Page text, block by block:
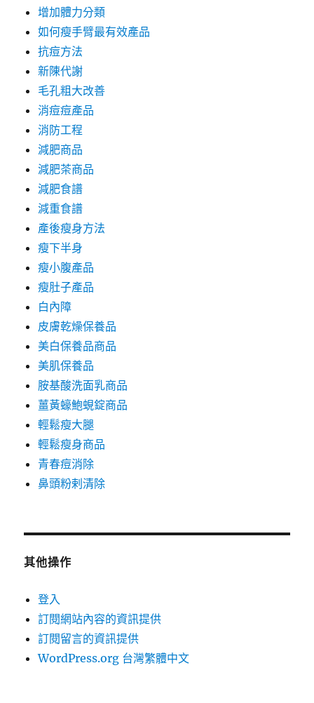
增加體力分類
如何瘦手臂最有效產品
抗痘方法
新陳代謝
毛孔粗大改善
消痘痘產品
消防工程
減肥商品
減肥茶商品
減肥食譜
減重食譜
產後瘦身方法
瘦下半身
瘦小腹產品
瘦肚子產品
白內障
皮膚乾燥保養品
美白保養品商品
美肌保養品
胺基酸洗面乳商品
薑黃蠔鮑蜆錠商品
輕鬆瘦大腿
輕鬆瘦身商品
青春痘消除
鼻頭粉剌清除
其他操作
登入
訂閱網站內容的資訊提供
訂閱留言的資訊提供
WordPress.org 台灣繁體中文